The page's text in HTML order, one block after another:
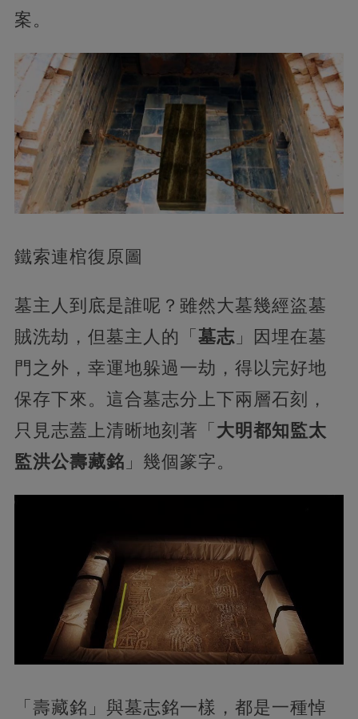
案。
鐵索連棺復原圖
墓主人到底是誰呢？雖然大墓幾經盜墓
賊洗劫，但墓主人的「 墓志 」因埋在墓
門之外，幸運地躲過一劫，得以完好地
保存下來。這合墓志分上下兩層石刻，
只見志蓋上清晰地刻著「 大明都知監太
監洪公壽藏銘 」幾個篆字。
「壽藏銘」與墓志銘一樣，都是一種悼